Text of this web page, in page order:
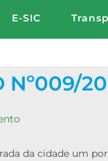
E-SIC
Nº009/
da cidade um